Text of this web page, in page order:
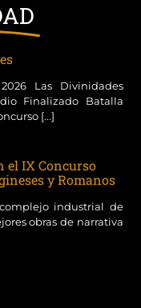
Las Divinidades
Finalizado Batalla
[...]
el IX Concurso
y Romanos
industrial de
obras de narrativa